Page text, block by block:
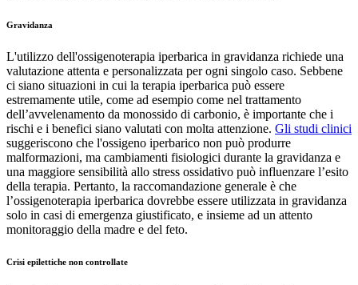
Gravidanza
L'utilizzo dell'ossigenoterapia iperbarica in gravidanza richiede una
valutazione attenta e personalizzata per ogni singolo caso. Sebbene
ci siano situazioni in cui la terapia iperbarica può essere
estremamente utile, come ad esempio come nel trattamento
dell’avvelenamento da monossido di carbonio, è importante che i
rischi e i benefici siano valutati con molta attenzione. Gli studi clinici
suggeriscono che l'ossigeno iperbarico non può produrre
malformazioni, ma cambiamenti fisiologici durante la gravidanza e
una maggiore sensibilità allo stress ossidativo può influenzare l’esito
della terapia. Pertanto, la raccomandazione generale è che
l’ossigenoterapia iperbarica dovrebbe essere utilizzata in gravidanza
solo in casi di emergenza giustificato, e insieme ad un attento
monitoraggio della madre e del feto.
Crisi epilettiche non controllate